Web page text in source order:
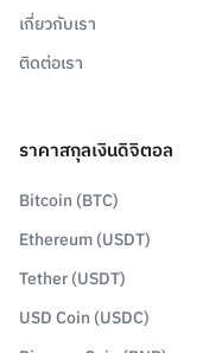
เกี่ยวกับเรา
ติดต่อเรา
ราคาสกุลเงินดิจิตอล
Bitcoin (BTC)
Ethereum (USDT)
Tether (USDT)
USD Coin (USDC)